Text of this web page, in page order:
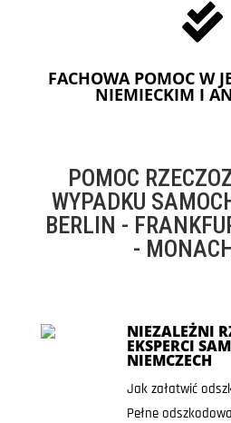

FACHOWA POMOC W
NIEMIECKIM I
POMOC
WYPADKU
BERLIN -
-
NIEZALEŻNI
EKSPERCI
NIEMCZECH
Jak załatwić
Pełne